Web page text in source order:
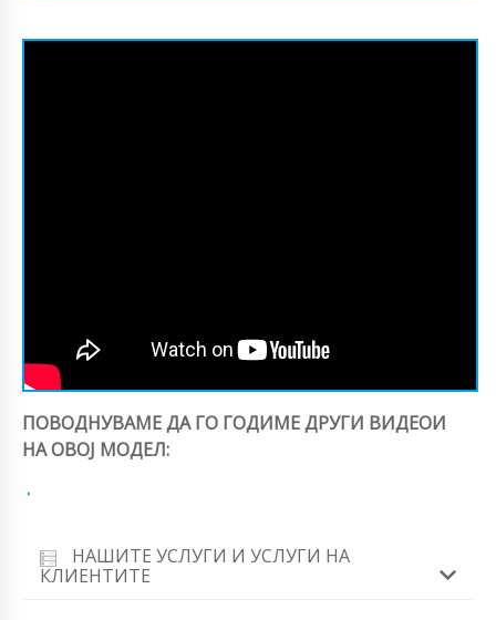
ПОВОДНУВАМЕ ДА ГО ГОДИМЕ ДРУГИ ВИДЕОИ
НА ОВОЈ МОДЕЛ:
НАШИТЕ УСЛУГИ И УСЛУГИ НА
КЛИЕНТИТЕ